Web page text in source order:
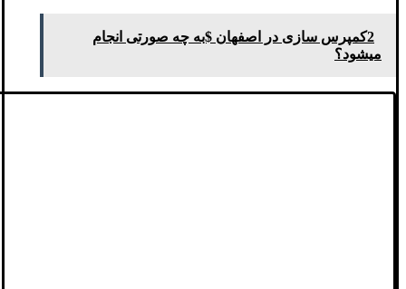
2کمپرس سازی در اصفهان $به چه صورتی انجام
میشود؟